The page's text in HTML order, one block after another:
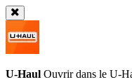
U-Haul Ouvrir dans le U-